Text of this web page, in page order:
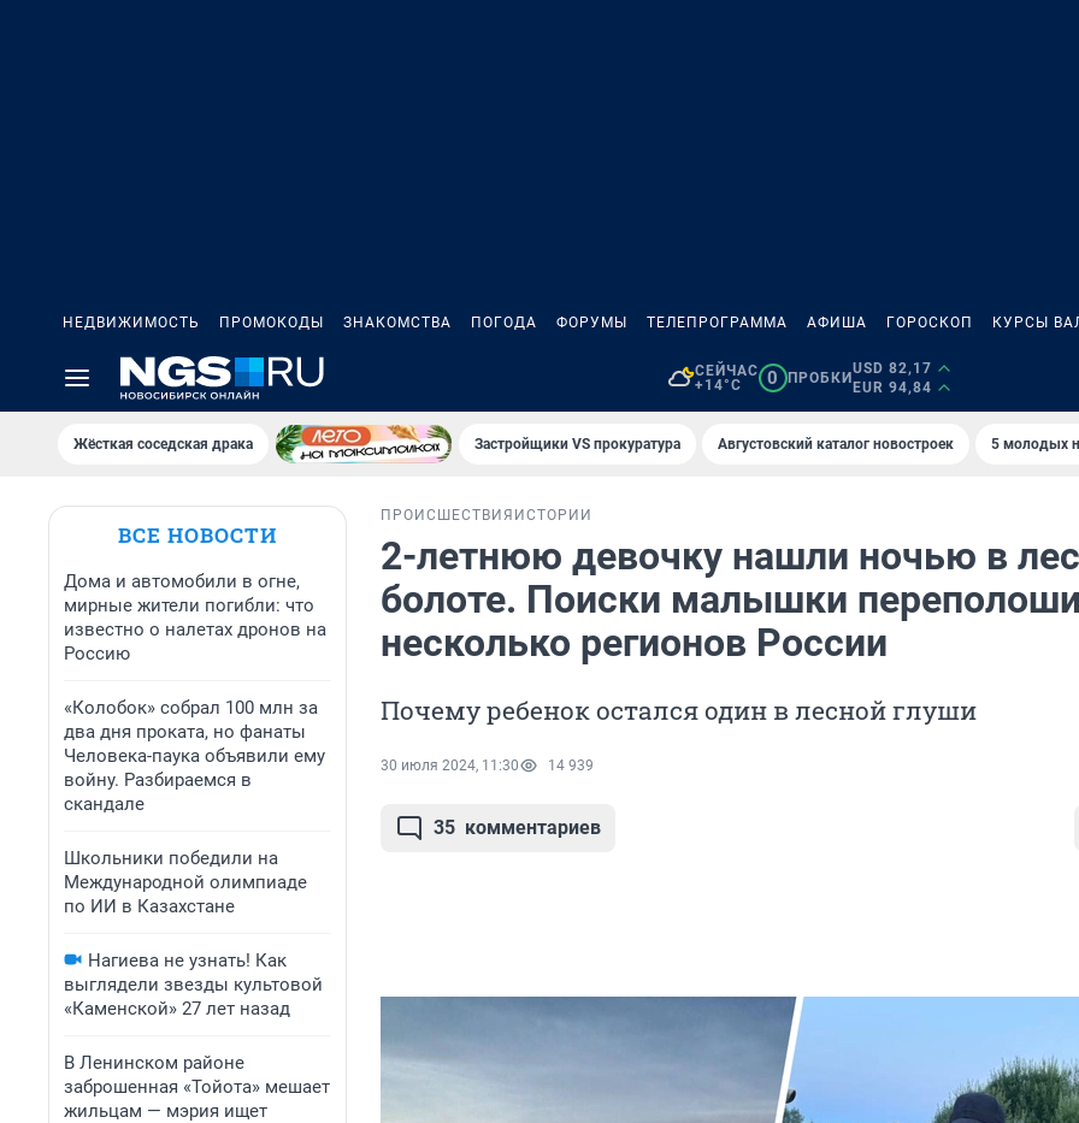
НЕДВИЖИМОСТЬ ПРОМОКОДЫ ЗНАКОМСТВА ПОГОДА ФОРУМЫ ТЕЛЕПРОГРАММА АФИША ГОРОСКОП КУРСЫ
СЕЙЧАС
+14°C
0 ПРОБКИ
USD 82,17
EUR 94,84
Жёсткая соседская драка Застройщики VS прокуратура Августовский каталог новостроек 5 молодых
ВСЕ НОВОСТИ
Дома и автомобили в огне,
мирные жители погибли: что
известно о налетах дронов на
Россию
«Колобок» собрал 100 млн за
два дня проката, но фанаты
Человека-паука объявили ему
войну. Разбираемся в
скандале
Школьники победили на
Международной олимпиаде
по ИИ в Казахстане
Нагиева не узнать! Как
выглядели звезды культовой
«Каменской» 27 лет назад
В Ленинском районе
заброшенная «Тойота» мешает
жильцам — мэрия ищет
ПРОИСШЕСТВИЯ ИСТОРИИ
2-летнюю девочку нашли ночью в
болоте. Поиски малышки
несколько регионов России
Почему ребенок остался один в лесной глуши
30 июля 2024, 11:30 14 939
35 комментариев